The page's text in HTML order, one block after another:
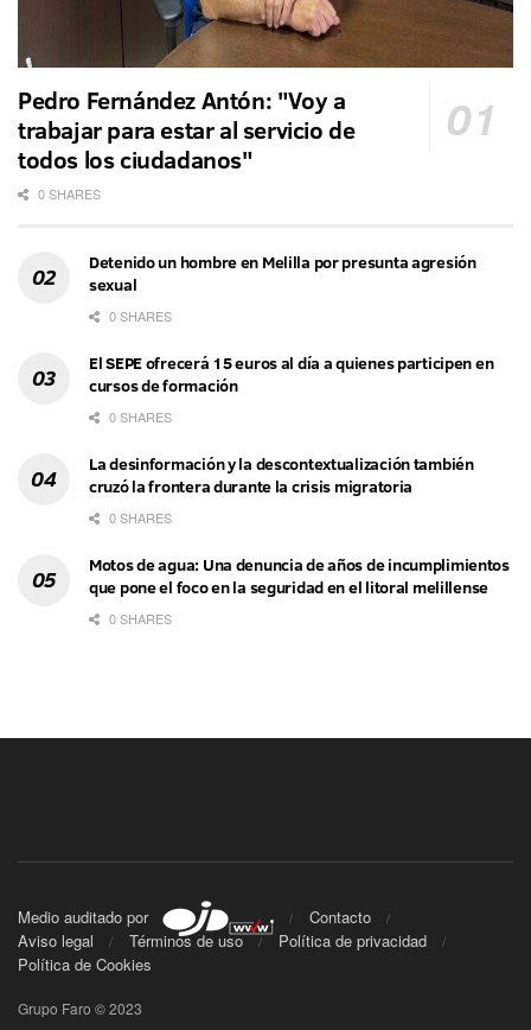
Pedro Fernández Antón: "Voy a
trabajar para estar al servicio de
todos los ciudadanos"
0 SHARES
Detenido un hombre en Melilla por presunta agresión
sexual
0 SHARES
El SEPE ofrecerá 15 euros al día a quienes participen en
cursos de formación
0 SHARES
La desinformación y la descontextualización también
cruzó la frontera durante la crisis migratoria
0 SHARES
Motos de agua: Una denuncia de años de incumplimientos
que pone el foco en la seguridad en el litoral melillense
0 SHARES
Medio auditado por
Contacto
Aviso legal
Términos de uso
Política de privacidad
Política de Cookies
Grupo Faro © 2023